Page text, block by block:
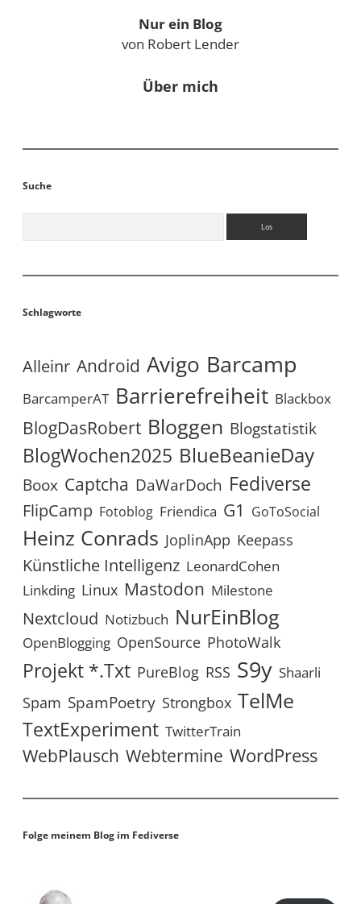
Nur ein Blog
von Robert Lender
Über mich
Suche
Schlagworte
Alleinr Android Avigo Barcamp
BarcamperAT Barrierefreiheit Blackbox
BlogDasRobert Bloggen Blogstatistik
BlogWochen2025 BlueBeanieDay
Boox Captcha DaWarDoch Fediverse
FlipCamp Fotoblog Friendica G1 GoToSocial
Heinz Conrads JoplinApp Keepass
Künstliche Intelligenz LeonardCohen
Linkding Linux Mastodon Milestone
Nextcloud Notizbuch NurEinBlog
OpenBlogging OpenSource PhotoWalk
Projekt *.txt PureBlog RSS S9y Shaarli
Spam SpamPoetry Strongbox TelMe
TextExperiment TwitterTrain
WebPlausch Webtermine WordPress
Folge meinem Blog im Fediverse